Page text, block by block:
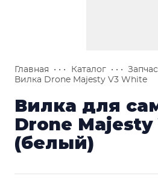
Главная • • • Каталог • • •
Вилка Drone Majesty V3 White
Вилка для
Drone
(белый)